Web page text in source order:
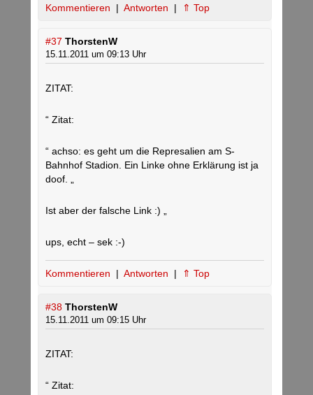
Kommentieren | Antworten | ⇑ Top
#37 ThorstenW
15.11.2011 um 09:13 Uhr
ZITAT:
“ Zitat:
“ achso: es geht um die Represalien am S-
Bahnhof Stadion. Ein Linke ohne Erklärung ist ja
doof. „
Ist aber der falsche Link :) „
ups, echt – sek :-)
Kommentieren | Antworten | ⇑ Top
#38 ThorstenW
15.11.2011 um 09:15 Uhr
ZITAT:
“ Zitat: